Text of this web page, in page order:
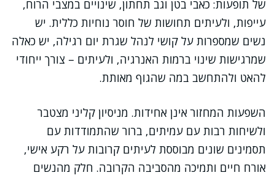
של תופעות: כאבי בטן וגב תחתון, שינויים במצבי הרוח,
עייפות, ולעיתים תחושות של חוסר נוחיות כללית. יש
נשים שמספרות על קושי לנהל שגרת יום רגילה, יש כאלה
שמרגישות שינוי ברמות האנרגיה, ולעיתים – צורך ייחודי
להאט ולהתחשב במה שהגוף מאותת.
השפעות המחזור אינן אחידות. מניסיון קליני מצטבר
ולשיחות רבות עם עמיתים, ברור שהתמודדות עם
תסמינים שונים מבוססת לעיתים קרובות על רקע אישי,
אורח חיים ותמיכה מהסביבה הקרובה. חלק מהנשים